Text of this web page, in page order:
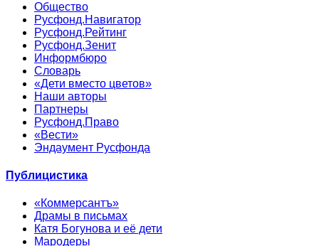
Общество
Русфонд.Навигатор
Русфонд.Рейтинг
Русфонд.Зенит
Информбюро
Словарь
«Дети вместо цветов»
Наши авторы
Партнеры
Русфонд.Право
«Вести»
Эндаумент Русфонда
Публицистика
«Коммерсантъ»
Драмы в письмах
Катя Богунова и её дети
Мародеры